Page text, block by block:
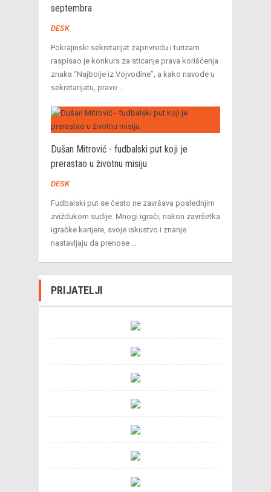
septembra
DESK
Pokrajinski sekretarijat zaprivredu i turizam
raspisao je konkurs za sticanje prava korišćenja
znaka “Najbolje iz Vojvodine”, a kako navode u
sekretarijatu, pravo …
Dušan Mitrović - fudbalski put koji je
prerastao u životnu misiju
DESK
Fudbalski put se često ne završava poslednjim
zviždukom sudije. Mnogi igrači, nakon završetka
igračke karijere, svoje iskustvo i znanje
nastavljaju da prenose …
PRIJATELJI